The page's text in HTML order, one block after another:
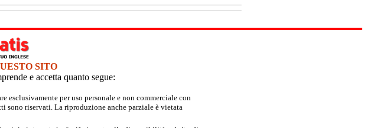
SITO
e accetta quanto segue:
esclusivamente per uso personale e non commerciale con
riservati. La riproduzione anche parziale è vietata